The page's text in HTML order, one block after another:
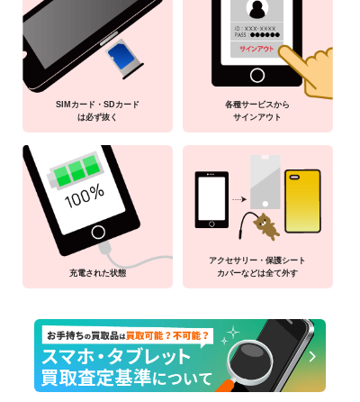
SIMカード・SDカード
は必ず抜く
各種サービスから
サインアウト
充電された状態
アクセサリー・保護シート
カバーなどは全て外す